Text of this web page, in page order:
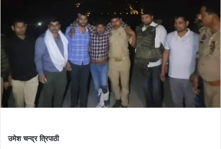
उमेश चन्द्र त्रिपाठी